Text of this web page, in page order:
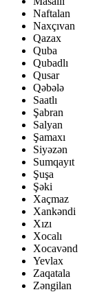
Naftalan
Naxçıvan
Qazax
Quba
Qubadlı
Qusar
Qəbələ
Saatlı
Şabran
Salyan
Şamaxı
Siyəzən
Sumqayıt
Şuşa
Şəki
Xaçmaz
Xankəndi
Xızı
Xocalı
Xocavənd
Yevlax
Zaqatala
Zəngilan